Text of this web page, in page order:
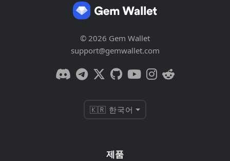
© 2026 Gem Wallet
support@gemwallet.com
🇰🇷 한국어
제품